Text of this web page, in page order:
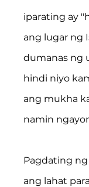
iparating ay
ang lugar ng
dumanas ng
hindi niyo
ang mukha
namin
Pagdating
ang lahat